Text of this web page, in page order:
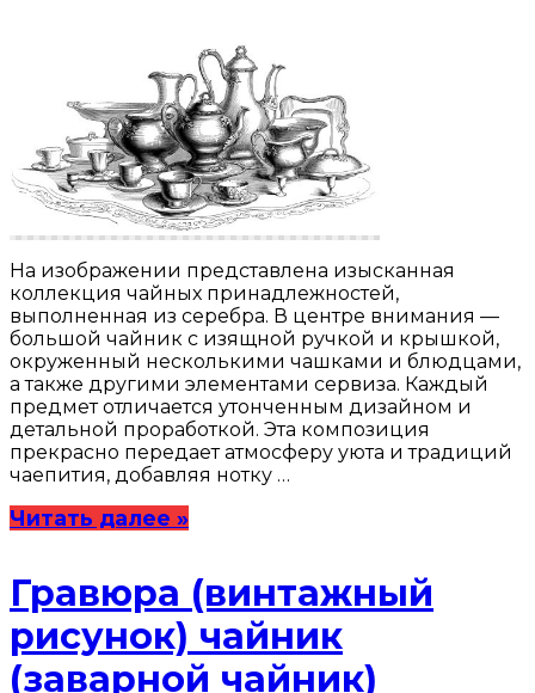
На изображении представлена изысканная
коллекция чайных принадлежностей,
выполненная из серебра. В центре внимания —
большой чайник с изящной ручкой и крышкой,
окруженный несколькими чашками и блюдцами,
а также другими элементами сервиза. Каждый
предмет отличается утонченным дизайном и
детальной проработкой. Эта композиция
прекрасно передает атмосферу уюта и традиций
чаепития, добавляя нотку …
Читать далее »
Гравюра (винтажный
рисунок) чайник
(заварной чайник)